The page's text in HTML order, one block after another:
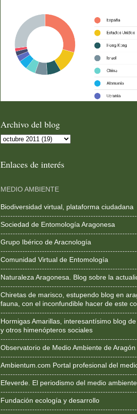
Archivo del blog
Enlaces de interés
MEDIO AMBIENTE
Biodiversidad virtual, plataforma ciudadana
Sociedad de Entomología Aragonesa
Grupo Ibérico de Aracnología
Comunidad Virtual de Entomología
Naturaleza Aragonesa. Blog sobre la
Chiretas de marisco, estupendo blog en
fauna, con el inconfundible hacer de este
Hormigas Amarillas, interesantísimo blog
y otros himenópteros sociales
Observatorio de Medio Ambiente de Aragón
Ambientum.com Portal profesional del
Efeverde. El periodismo del medio ambiente
Fundación ecología y desarrollo